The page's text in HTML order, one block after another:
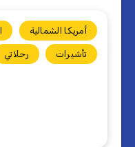
أمريكا الشمالية
تأشيرات رحلاتي